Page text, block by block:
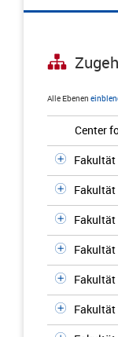
Alle Ebenen
Center
Fakultät
Fakultät
Fakultät